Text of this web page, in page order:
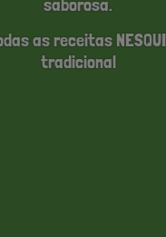
as receitas
tradicional